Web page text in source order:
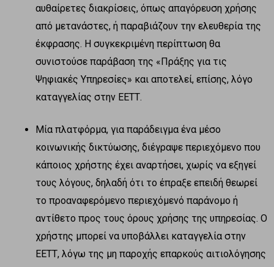
αυθαίρετες διακρίσεις, όπως απαγόρευση χρήσης
από μετανάστες, ή παραβιάζουν την ελευθερία της
έκφρασης. Η συγκεκριμένη περίπτωση θα
συνιστούσε παράβαση της «Πράξης για τις
Ψηφιακές Υπηρεσίες» και αποτελεί, επίσης, λόγο
καταγγελίας στην ΕΕΤΤ.
Μία πλατφόρμα, για παράδειγμα ένα μέσο
κοινωνικής δικτύωσης, διέγραψε περιεχόμενο που
κάποιος χρήστης έχει αναρτήσει, χωρίς να εξηγεί
τους λόγους, δηλαδή ότι το έπραξε επειδή θεωρεί
το προαναφερόμενο περιεχόμενό παράνομο ή
αντίθετο προς τους όρους χρήσης της υπηρεσίας. Ο
χρήστης μπορεί να υποβάλλει καταγγελία στην
ΕΕΤΤ, λόγω της μη παροχής επαρκούς αιτιολόγησης